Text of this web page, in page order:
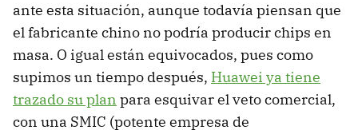
ante esta situación, aunque todavía piensan que
el fabricante chino no podría producir chips en
masa. O igual están equivocados, pues como
supimos un tiempo después, Huawei ya tiene
trazado su plan para esquivar el veto comercial,
con una SMIC (potente empresa de